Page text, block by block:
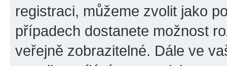
registraci, můžeme zvolit jako
případech dostanete možnost
veřejně zobrazitelné. Dále ve